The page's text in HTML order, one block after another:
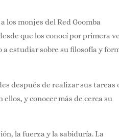
los monjes del Red Goomba
que los conocí por primera
a estudiar sobre su filosofía y
después de realizar sus tareas
y conocer más de cerca su
la fuerza y ​​la sabiduría. La